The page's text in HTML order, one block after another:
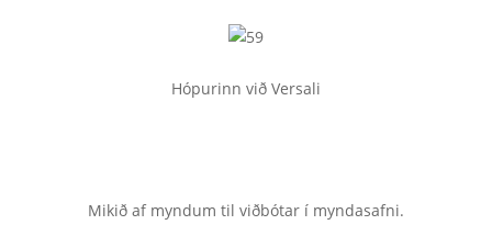
Hópurinn við Versali
Mikið af myndum til viðbótar í myndasafni.